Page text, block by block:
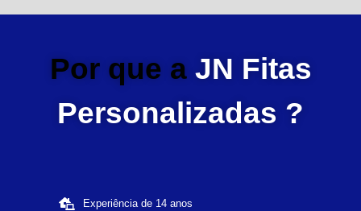
Por que a JN Fitas
Personalizadas ?
Experiência de 14 anos